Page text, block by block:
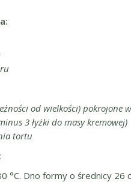
od wielkości) pokrojone
3 łyżki do masy kremowej)
tortu
°C. Dno formy o średnicy